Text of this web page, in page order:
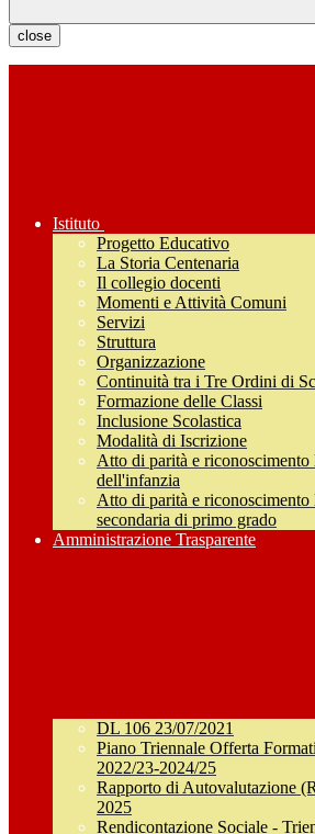
close
Istituto
Progetto Educativo
La Storia Centenaria
Il collegio docenti
Momenti e Attività Comuni
Servizi
Struttura
Organizzazione
Continuità tra i Tre Ordini di
Formazione delle Classi
Inclusione Scolastica
Modalità di Iscrizione
Atto di parità e riconoscimento
dell'infanzia
Atto di parità e riconoscimento
secondaria di primo grado
Amministrazione Trasparente
DL 106 23/07/2021
Piano Triennale Offerta
2022/23-2024/25
Rapporto di Autovalutazione
2025
Rendicontazione Sociale -